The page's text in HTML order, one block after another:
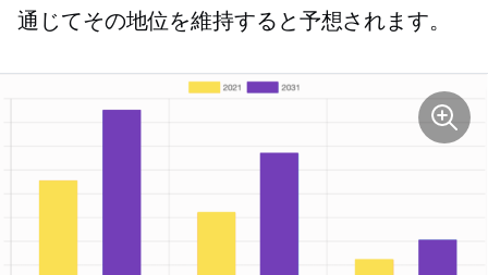
通じてその地位を維持すると予想されます。